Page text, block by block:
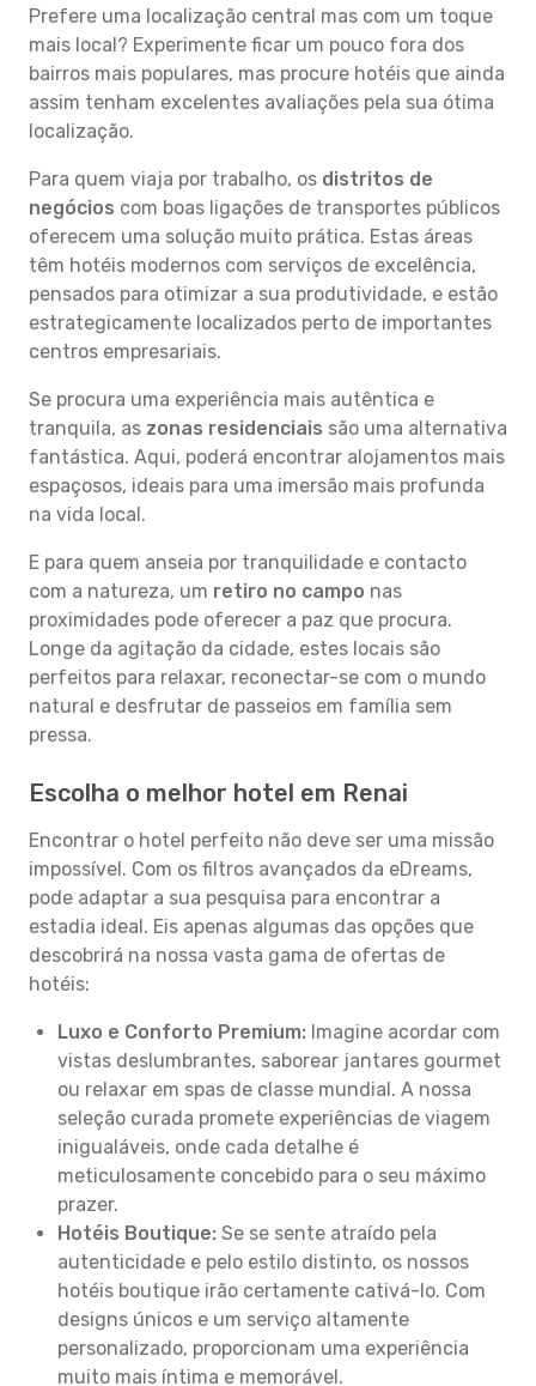
Prefere uma localização central mas com um toque
mais local? Experimente ficar um pouco fora dos
bairros mais populares, mas procure hotéis que ainda
assim tenham excelentes avaliações pela sua ótima
localização.
Para quem viaja por trabalho, os distritos de
negócios com boas ligações de transportes públicos
oferecem uma solução muito prática. Estas áreas
têm hotéis modernos com serviços de excelência,
pensados para otimizar a sua produtividade, e estão
estrategicamente localizados perto de importantes
centros empresariais.
Se procura uma experiência mais autêntica e
tranquila, as zonas residenciais são uma alternativa
fantástica. Aqui, poderá encontrar alojamentos mais
espaçosos, ideais para uma imersão mais profunda
na vida local.
E para quem anseia por tranquilidade e contacto
com a natureza, um retiro no campo nas
proximidades pode oferecer a paz que procura.
Longe da agitação da cidade, estes locais são
perfeitos para relaxar, reconectar-se com o mundo
natural e desfrutar de passeios em família sem
pressa.
Escolha o melhor hotel em Renai
Encontrar o hotel perfeito não deve ser uma missão
impossível. Com os filtros avançados da eDreams,
pode adaptar a sua pesquisa para encontrar a
estadia ideal. Eis apenas algumas das opções que
descobrirá na nossa vasta gama de ofertas de
hotéis:
Luxo e Conforto Premium: Imagine acordar com
vistas deslumbrantes, saborear jantares gourmet
ou relaxar em spas de classe mundial. A nossa
seleção curada promete experiências de viagem
inigualáveis, onde cada detalhe é
meticulosamente concebido para o seu máximo
prazer.
Hotéis Boutique: Se se sente atraído pela
autenticidade e pelo estilo distinto, os nossos
hotéis boutique irão certamente cativá-lo. Com
designs únicos e um serviço altamente
personalizado, proporcionam uma experiência
muito mais íntima e memorável.